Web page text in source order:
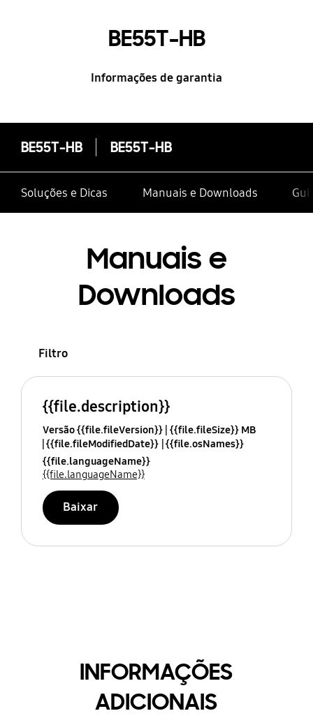
BE55T-HB
Informações de garantia
BE55T-HB BE55T-HB
Soluções e Dicas Manuais e Downloads
Manuais e
Downloads
Filtro
{{file.description}}
Versão {{file.fileVersion}} {{file.fileSize}} MB
{{file.fileModifiedDate}} {{file.osNames}}
{{file.languageName}}
{{file.languageName}}
Baixar
INFORMAÇÕES
ADICIONAIS